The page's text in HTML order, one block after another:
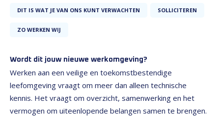
DIT IS WAT JE VAN ONS KUNT VERWACHTEN SOLLICITEREN
ZO WERKEN WIJ
Wordt dit jouw nieuwe werkomgeving?
Werken aan een veilige en toekomstbestendige
leefomgeving vraagt om meer dan alleen technische
kennis. Het vraagt om overzicht, samenwerking en het
vermogen om uiteenlopende belangen samen te brengen.